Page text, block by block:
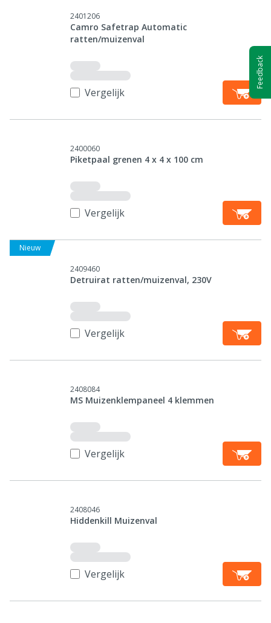
2401206
Camro Safetrap Automatic
ratten/muizenval
Vergelijk
2400060
Piketpaal grenen 4 x 4 x 100 cm
Vergelijk
Nieuw
2409460
Detruirat ratten/muizenval, 230V
Vergelijk
2408084
MS Muizenklempaneel 4 klemmen
Vergelijk
2408046
Hiddenkill Muizenval
Vergelijk
Feedback